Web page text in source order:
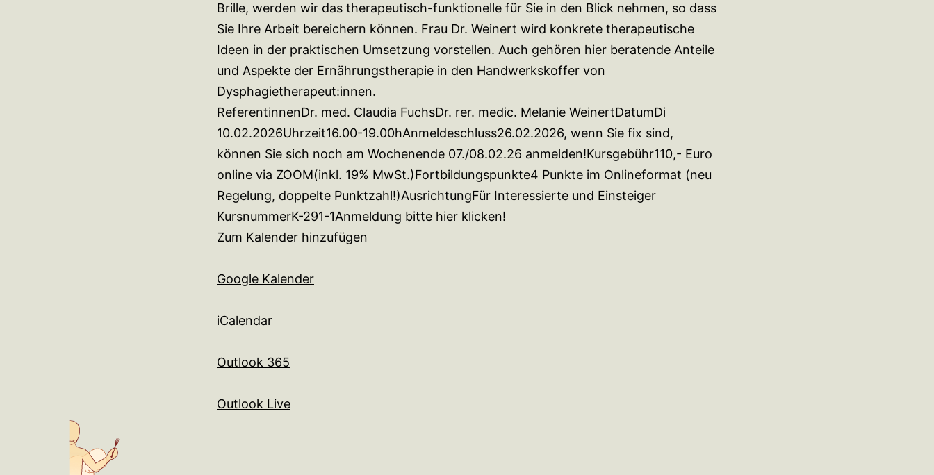
Brille, werden wir das therapeutisch-funktionelle für Sie in den Blick nehmen, so dass
Sie Ihre Arbeit bereichern können. Frau Dr. Weinert wird konkrete therapeutische
Ideen in der praktischen Umsetzung vorstellen. Auch gehören hier beratende Anteile
und Aspekte der Ernährungstherapie in den Handwerkskoffer von
Dysphagietherapeut:innen.
ReferentinnenDr. med. Claudia FuchsDr. rer. medic. Melanie WeinertDatumDi
10.02.2026Uhrzeit16.00-19.00hAnmeldeschluss26.02.2026, wenn Sie fix sind,
können Sie sich noch am Wochenende 07./08.02.26 anmelden!Kursgebühr110,- Euro
online via ZOOM(inkl. 19% MwSt.)Fortbildungspunkte4 Punkte im Onlineformat (neu
Regelung, doppelte Punktzahl!)AusrichtungFür Interessierte und Einsteiger
KursnummerK-291-1Anmeldung bitte hier klicken!
Zum Kalender hinzufügen
Google Kalender
iCalendar
Outlook 365
Outlook Live